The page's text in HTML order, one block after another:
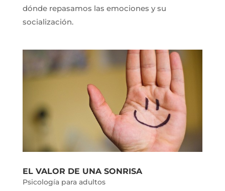
dónde repasamos las emociones y su
socialización.
EL VALOR DE UNA SONRISA
Psicología para adultos